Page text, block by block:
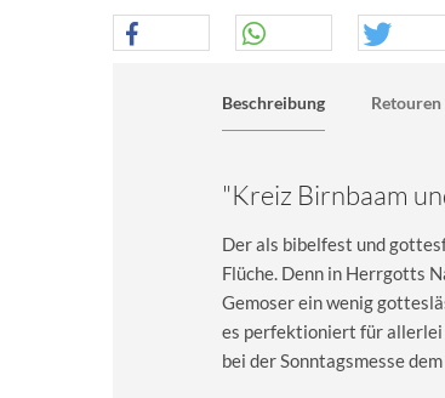
Beschreibung
"Kreiz Birnbaam
Der als bibelfest und
Flüche. Denn in Herrgotts
Gemoser ein wenig
es perfektioniert für allerlei
bei der Sonntagsmesse